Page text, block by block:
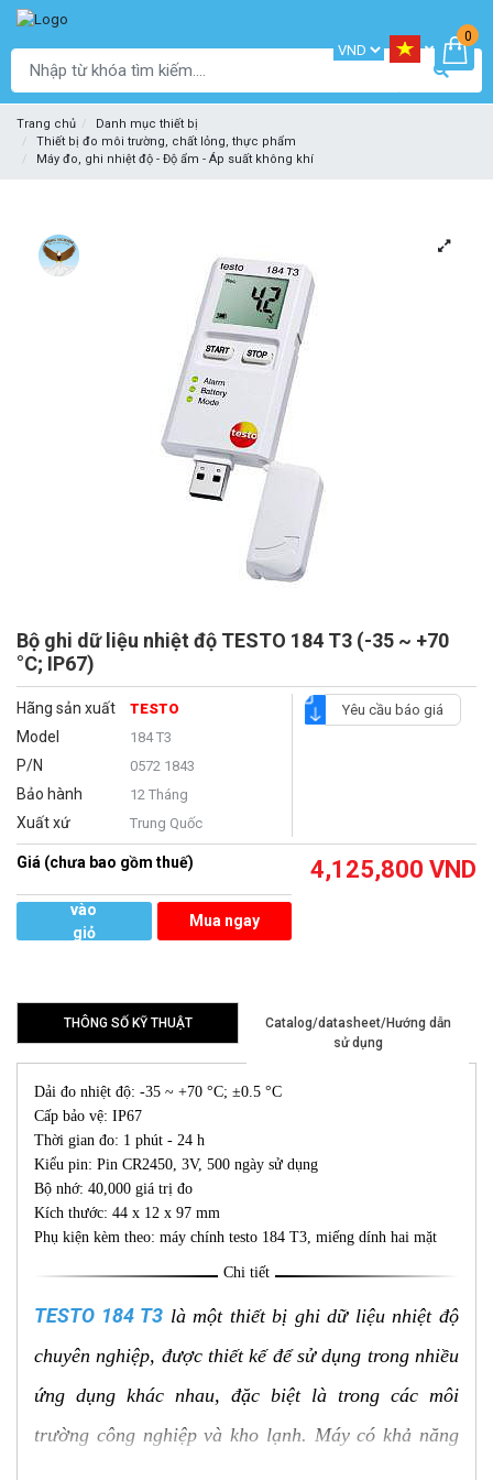
0
Trang chủ
Danh mục thiết bị
Thiết bị đo môi trường, chất lỏng, thực phẩm
Máy đo, ghi nhiệt độ - Độ ẩm - Áp suất không khí
Bộ ghi dữ liệu nhiệt độ TESTO 184 T3 (-35 ~ +70
°C; IP67)
Hãng sản xuất TESTO
Model 184 T3
P/N 0572 1843
Bảo hành 12 Tháng
Xuất xứ Trung Quốc
Yêu cầu báo giá
Giá (chưa bao gồm thuế) 4,125,800 VND
vào
giỏ
Mua ngay
THÔNG SỐ KỸ THUẬT
Catalog/datasheet/Hướng dẫn
sử dụng
Dải đo nhiệt độ: -35 ~ +70 °C; ±0.5 °C
Cấp bảo vệ: IP67
Thời gian đo: 1 phút - 24 h
Kiểu pin: Pin CR2450, 3V, 500 ngày sử dụng
Bộ nhớ: 40,000 giá trị đo
Kích thước: 44 x 12 x 97 mm
Phụ kiện kèm theo: máy chính testo 184 T3, miếng dính hai mặt
Chi tiết
TESTO 184 T3 là một thiết bị ghi dữ liệu nhiệt độ
chuyên nghiệp, được thiết kế để sử dụng trong nhiều
ứng dụng khác nhau, đặc biệt là trong các môi
trường công nghiệp và kho lạnh. Máy có khả năng